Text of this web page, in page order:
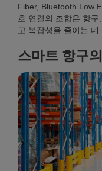
Fiber, Bluetooth Low
호 연결의 조합은 항
고 복잡성을 줄이는 데
스마트 항구